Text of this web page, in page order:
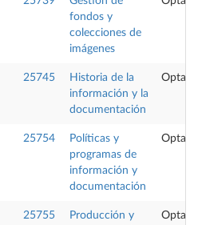
fondos y
colecciones de
imágenes
25745
Historia de la
información y la
documentación
25754
Políticas y
programas de
información y
documentación
25755
Producción y